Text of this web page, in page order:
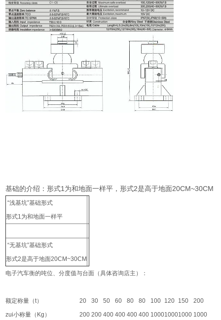
基础的介绍：形式1为和地面一样平，形式2是高于地面20CM~30CM
“浅基坑”基础形式
形式1为和地面一样平
“无基坑”基础形式
形式2是高于地面20CM~30CM
电子汽车衡的吨位、分度值与台面（具体咨询店主）：
额定称量（t） 20 30 50 60 80 80 100 120 150
200
zui小称量（Kg）
200 200 400 400 400 400 100010001000 1000